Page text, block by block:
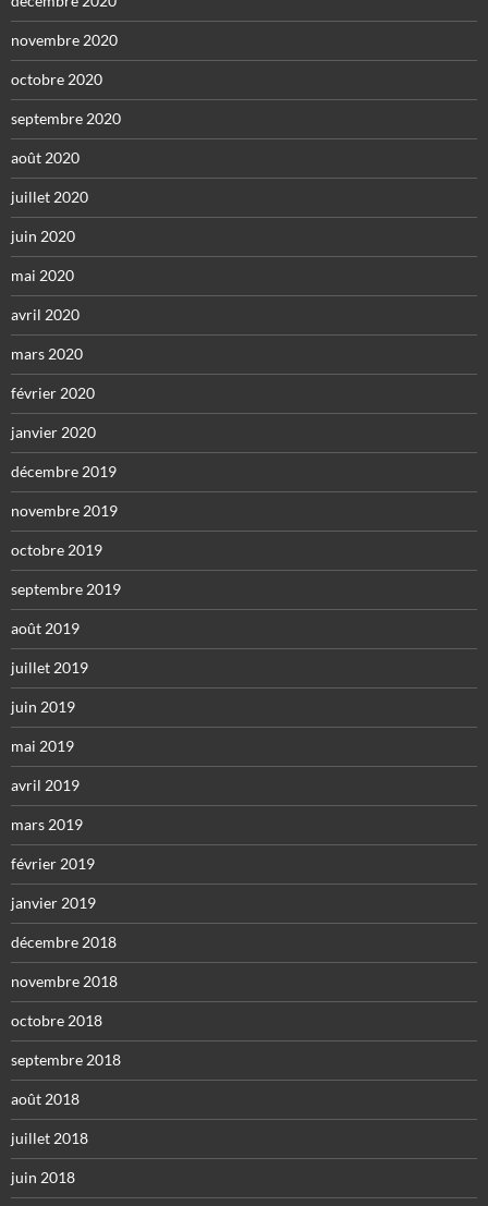
novembre 2020
octobre 2020
septembre 2020
août 2020
juillet 2020
juin 2020
mai 2020
avril 2020
mars 2020
février 2020
janvier 2020
décembre 2019
novembre 2019
octobre 2019
septembre 2019
août 2019
juillet 2019
juin 2019
mai 2019
avril 2019
mars 2019
février 2019
janvier 2019
décembre 2018
novembre 2018
octobre 2018
septembre 2018
août 2018
juillet 2018
juin 2018